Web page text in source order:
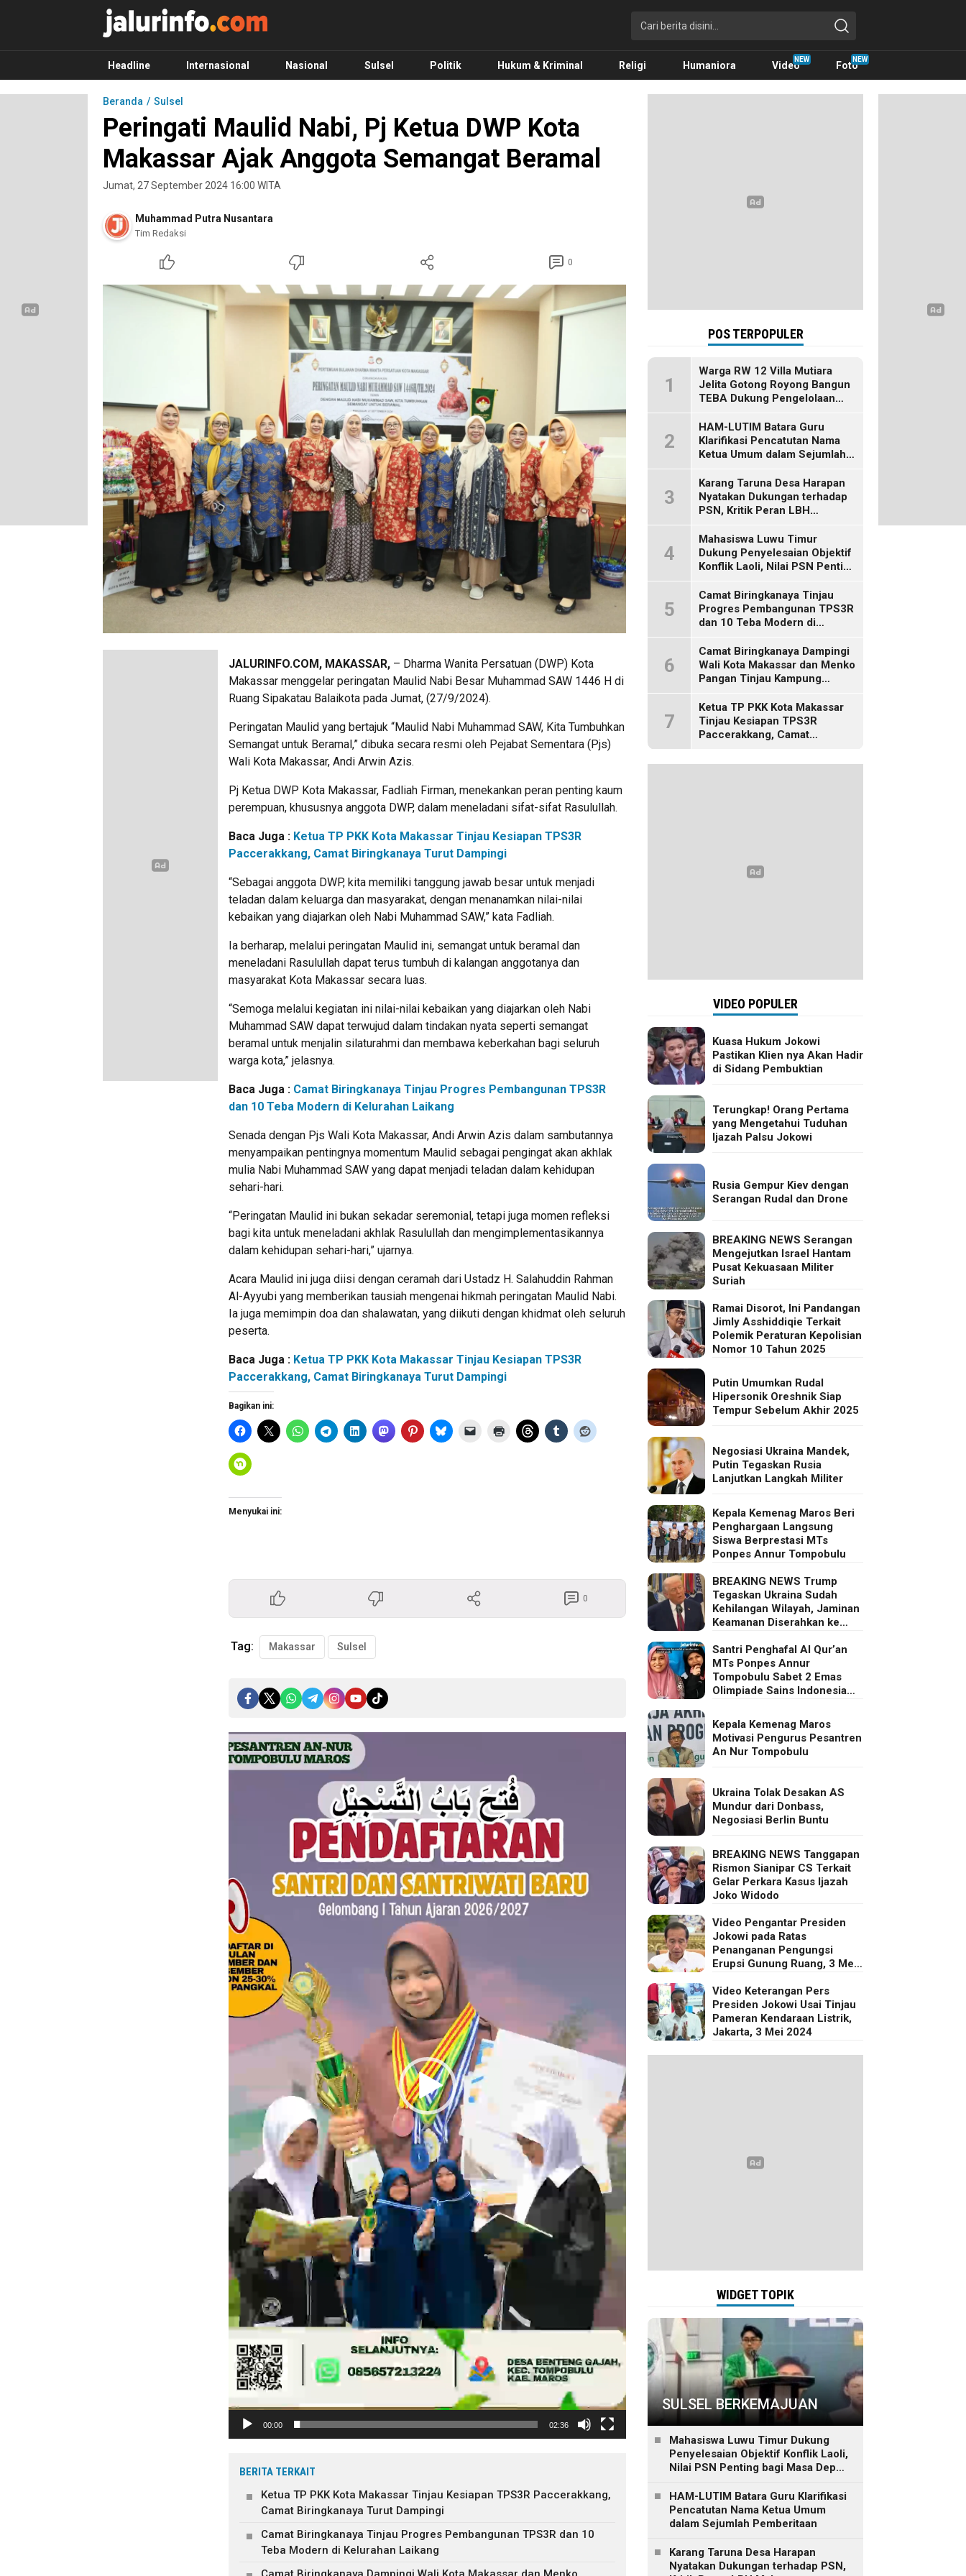
Info Terbaru, Berita Terkini Hari Ini, Jalurinfo.com
Terkini, Akurat dan Terpercaya
Headline Internasional Nasional Sulsel Politik Hukum & Kriminal Religi Humaniora Video Foto
Beranda Sulsel
Peringati Maulid Nabi, Pj Ketua DWP Kota
Makassar Ajak Anggota Semangat Beramal
Jumat, 27 September 2024 16:00 WITA
Muhammad Putra Nusantara
Tim Redaksi
0
JALURINFO.COM, MAKASSAR, – Dharma Wanita Persatuan (DWP) Kota
Makassar menggelar peringatan Maulid Nabi Besar Muhammad SAW 1446 H di
Ruang Sipakatau Balaikota pada Jumat, (27/9/2024).
Peringatan Maulid yang bertajuk “Maulid Nabi Muhammad SAW, Kita Tumbuhkan
Semangat untuk Beramal,” dibuka secara resmi oleh Pejabat Sementara (Pjs)
Wali Kota Makassar, Andi Arwin Azis.
Pj Ketua DWP Kota Makassar, Fadliah Firman, menekankan peran penting kaum
perempuan, khususnya anggota DWP, dalam meneladani sifat-sifat Rasulullah.
Baca Juga : Ketua TP PKK Kota Makassar Tinjau Kesiapan TPS3R
Paccerakkang, Camat Biringkanaya Turut Dampingi
“Sebagai anggota DWP, kita memiliki tanggung jawab besar untuk menjadi
teladan dalam keluarga dan masyarakat, dengan menanamkan nilai-nilai
kebaikan yang diajarkan oleh Nabi Muhammad SAW,” kata Fadliah.
Ia berharap, melalui peringatan Maulid ini, semangat untuk beramal dan
meneladani Rasulullah dapat terus tumbuh di kalangan anggotanya dan
masyarakat Kota Makassar secara luas.
“Semoga melalui kegiatan ini nilai-nilai kebaikan yang diajarkan oleh Nabi
Muhammad SAW dapat terwujud dalam tindakan nyata seperti semangat
beramal untuk menjalin silaturahmi dan membawa keberkahan bagi seluruh
warga kota,” jelasnya.
Baca Juga : Camat Biringkanaya Tinjau Progres Pembangunan TPS3R
dan 10 Teba Modern di Kelurahan Laikang
Senada dengan Pjs Wali Kota Makassar, Andi Arwin Azis dalam sambutannya
menyampaikan pentingnya momentum Maulid sebagai pengingat akan akhlak
mulia Nabi Muhammad SAW yang dapat menjadi teladan dalam kehidupan
sehari-hari.
“Peringatan Maulid ini bukan sekadar seremonial, tetapi juga momen refleksi
bagi kita untuk meneladani akhlak Rasulullah dan mengimplementasikannya
dalam kehidupan sehari-hari,” ujarnya.
Acara Maulid ini juga diisi dengan ceramah dari Ustadz H. Salahuddin Rahman
Al-Ayyubi yang memberikan tausiah mengenai hikmah peringatan Maulid Nabi.
Ia juga memimpin doa dan shalawatan, yang diikuti dengan khidmat oleh seluruh
peserta.
Baca Juga : Ketua TP PKK Kota Makassar Tinjau Kesiapan TPS3R
Paccerakkang, Camat Biringkanaya Turut Dampingi
Bagikan ini:
Menyukai ini:
0
Tag: Makassar Sulsel
Pemutar
Video
00:00 02:36
BERITA TERKAIT
Ketua TP PKK Kota Makassar Tinjau Kesiapan TPS3R Paccerakkang,
Camat Biringkanaya Turut Dampingi
Camat Biringkanaya Tinjau Progres Pembangunan TPS3R dan 10
Teba Modern di Kelurahan Laikang
POS TERPOPULER
1
Warga RW 12 Villa Mutiara
Jelita Gotong Royong Bangun
TEBA Dukung Pengelolaan
2
HAM-LUTIM Batara Guru
Klarifikasi Pencatutan Nama
Ketua Umum dalam Sejumlah
3
Karang Taruna Desa Harapan
Nyatakan Dukungan terhadap
PSN, Kritik Peran LBH
4
Mahasiswa Luwu Timur
Dukung Penyelesaian Objektif
Konflik Laoli, Nilai PSN Penting
5
Camat Biringkanaya Tinjau
Progres Pembangunan TPS3R
dan 10 Teba Modern di
6
Camat Biringkanaya Dampingi
Wali Kota Makassar dan Menko
Pangan Tinjau Kampung
7
Ketua TP PKK Kota Makassar
Tinjau Kesiapan TPS3R
Paccerakkang, Camat
VIDEO POPULER
Kuasa Hukum Jokowi
Pastikan Klien nya Akan Hadir
di Sidang Pembuktian
Terungkap! Orang Pertama
yang Mengetahui Tuduhan
Ijazah Palsu Jokowi
Rusia Gempur Kiev dengan
Serangan Rudal dan Drone
BREAKING NEWS Serangan
Mengejutkan Israel Hantam
Pusat Kekuasaan Militer
Suriah
Ramai Disorot, Ini Pandangan
Jimly Asshiddiqie Terkait
Polemik Peraturan Kepolisian
Nomor 10 Tahun 2025
Putin Umumkan Rudal
Hipersonik Oreshnik Siap
Tempur Sebelum Akhir 2025
Negosiasi Ukraina Mandek,
Putin Tegaskan Rusia
Lanjutkan Langkah Militer
Kepala Kemenag Maros Beri
Penghargaan Langsung
Siswa Berprestasi MTs
Ponpes Annur Tompobulu
BREAKING NEWS Trump
Tegaskan Ukraina Sudah
Kehilangan Wilayah, Jaminan
Keamanan Diserahkan ke
Santri Penghafal Al Qur’an
MTs Ponpes Annur
Tompobulu Sabet 2 Emas
Olimpiade Sains Indonesia
Kepala Kemenag Maros
Motivasi Pengurus Pesantren
An Nur Tompobulu
Ukraina Tolak Desakan AS
Mundur dari Donbass,
Negosiasi Berlin Buntu
BREAKING NEWS Tanggapan
Rismon Sianipar CS Terkait
Gelar Perkara Kasus Ijazah
Joko Widodo
Video Pengantar Presiden
Jokowi pada Ratas
Penanganan Pengungsi
Erupsi Gunung Ruang, 3 Mei
Video Keterangan Pers
Presiden Jokowi Usai Tinjau
Pameran Kendaraan Listrik,
Jakarta, 3 Mei 2024
WIDGET TOPIK
SULSEL BERKEMAJUAN
Mahasiswa Luwu Timur Dukung
Penyelesaian Objektif Konflik Laoli,
Nilai PSN Penting bagi Masa Depan
HAM-LUTIM Batara Guru Klarifikasi
Pencatutan Nama Ketua Umum
dalam Sejumlah Pemberitaan
Karang Taruna Desa Harapan
Nyatakan Dukungan terhadap PSN,